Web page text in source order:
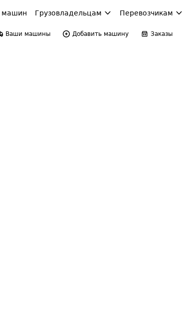
машин Грузовладельцам Перевозчикам
Ваши машины Добавить машину Заказы